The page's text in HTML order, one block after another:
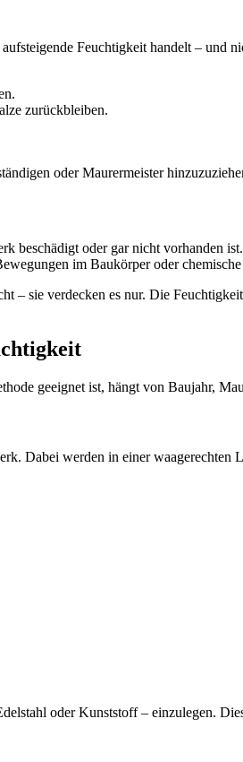
Feuchtigkeit handelt – und
zurückbleiben.
oder Maurermeister
oder gar nicht vorhanden
im Baukörper oder
sie verdecken es nur. Die
geeignet ist, hängt von Baujahr,
Dabei werden in einer
oder Kunststoff – einzulegen.